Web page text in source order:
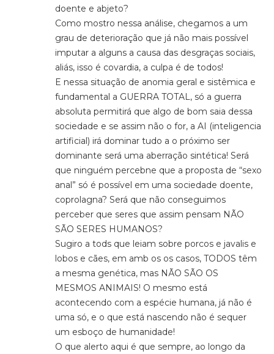
doente e abjeto?
Como mostro nessa análise, chegamos a um
grau de deterioração que já não mais possível
imputar a alguns a causa das desgraças sociais,
aliás, isso é covardia, a culpa é de todos!
E nessa situação de anomia geral e sistêmica e
fundamental a GUERRA TOTAL, só a guerra
absoluta permitirá que algo de bom saia dessa
sociedade e se assim não o for, a AI (inteligencia
artificial) irá dominar tudo a o próximo ser
dominante será uma aberração sintética! Será
que ninguém percebne que a proposta de “sexo
anal” só é possível em uma sociedade doente,
coprolagna? Será que não conseguimos
perceber que seres que assim pensam NÃO
SÃO SERES HUMANOS?
Sugiro a tods que leiam sobre porcos e javalis e
lobos e cães, em amb os os casos, TODOS têm
a mesma genética, mas NÃO SÃO OS
MESMOS ANIMAIS! O mesmo está
acontecendo com a espécie humana, já não é
uma só, e o que está nascendo não é sequer
um esboço de humanidade!
O que alerto aqui é que sempre, ao longo da